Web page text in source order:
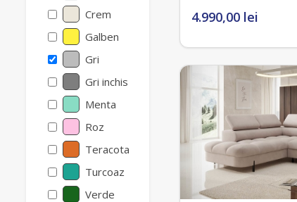
Crem
Galben
Gri
Gri inchis
Menta
Roz
Teracota
Turcoaz
Verde
4.990,00 lei